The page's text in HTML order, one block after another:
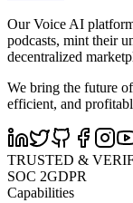
Our Voice AI
podcasts, mint their
decentralized
We bring the future
efficient, and
TRUSTED &
SOC 2GDPR
Capabilities